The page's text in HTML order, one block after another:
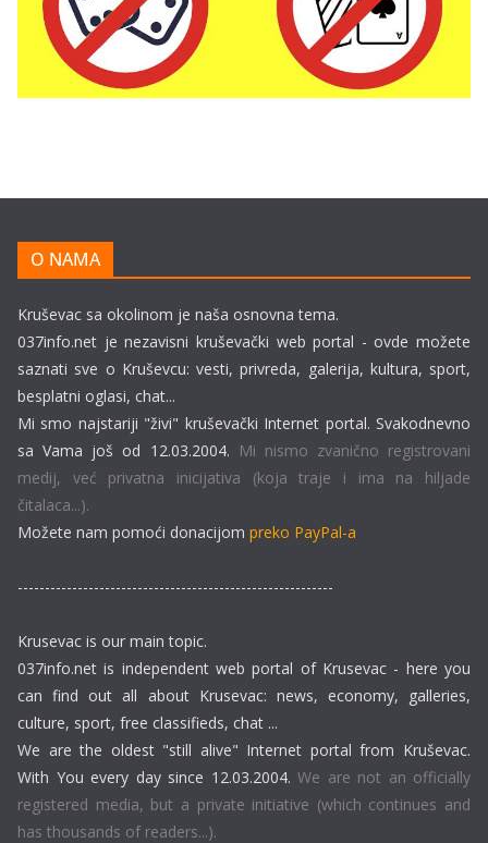
O NAMA
Kruševac sa okolinom je naša osnovna tema.
037info.net je nezavisni kruševački web portal - ovde možete
saznati sve o Kruševcu: vesti, privreda, galerija, kultura, sport,
besplatni oglasi, chat...
Mi smo najstariji "živi" kruševački Internet portal. Svakodnevno
sa Vama još od 12.03.2004. Mi nismo zvanično registrovani
medij, već privatna inicijativa (koja traje i ima na hiljade
čitalaca...).
Možete nam pomoći donacijom preko PayPal-a
----------------------------------------------------------
Krusevac is our main topic.
037info.net is independent web portal of Krusevac - here you
can find out all about Krusevac: news, economy, galleries,
culture, sport, free classifieds, chat ...
We are the oldest "still alive" Internet portal from Kruševac.
With You every day since 12.03.2004. We are not an officially
registered media, but a private initiative (which continues and
has thousands of readers...).